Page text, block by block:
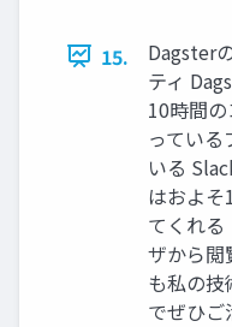
15.
Dagster
ティ
10時間
ってい
いる
はおよそ
てくれる
ザから
も私の技
でぜひご